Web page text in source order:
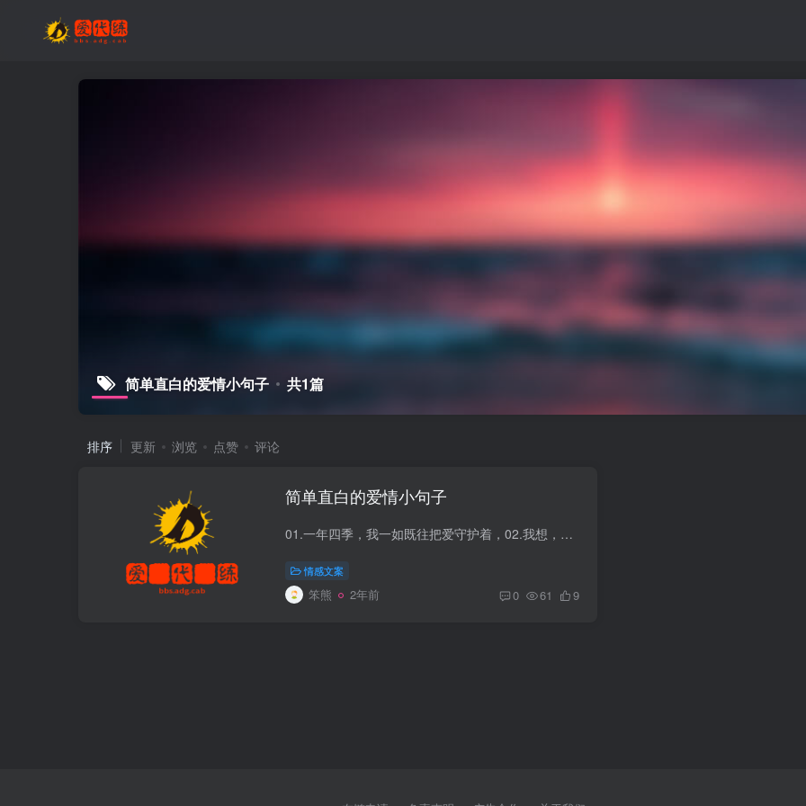
简单直白的爱情小句子 共1篇
排序 更新 浏览 点赞 评论
简单直白的爱情小句子
01.一年四季，我一如既往把爱守护着，02.我想，珍惜你，有时候不是守候，而是争取，03.你知道吗，因为你，我的心脏总是忙个不停，04.我跟我认识的每个人都说你，因为我爱你，05.心里若有了佳人...
情感文案
笨熊 2年前 0 61 9